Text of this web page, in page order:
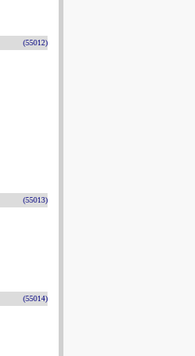
(55012)
(55013)
(55014)